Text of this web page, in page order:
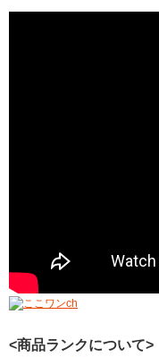
<商品ランクについて>